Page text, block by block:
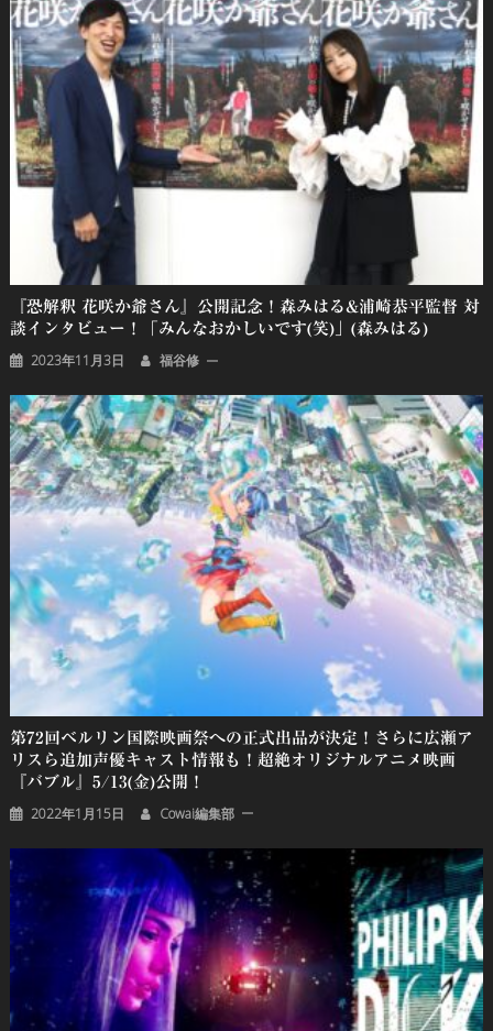
ョ
ン
『恐解釈 花咲か爺さん』公開記念！森みはる&浦崎恭平監督 対
談インタビュー！「みんなおかしいです(笑)」(森みはる)
2023年11月3日 福谷修
第72回ベルリン国際映画祭への正式出品が決定！さらに広瀬ア
リスら追加声優キャスト情報も！超絶オリジナルアニメ映画
『バブル』5/13(金)公開！
2022年1月15日 Cowai編集部